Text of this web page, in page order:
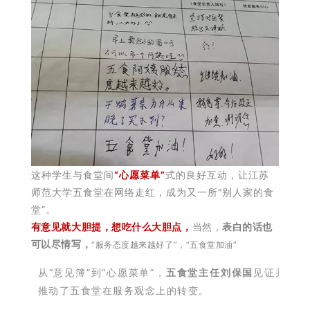
这种学生与食堂间“心愿菜单”式的良好互动，让江苏
师范大学五食堂在网络走红，成为又一所“别人家的食
堂”。
有意见就大胆提，想吃什么大胆点， 当然，表白的话也
可以尽情写，“服务态度越来越好了”， “五食堂加油”
从“意见簿”到“心愿菜单”， 五食堂主任刘保国 见证并
推动了五食堂在服务观念上的转变。